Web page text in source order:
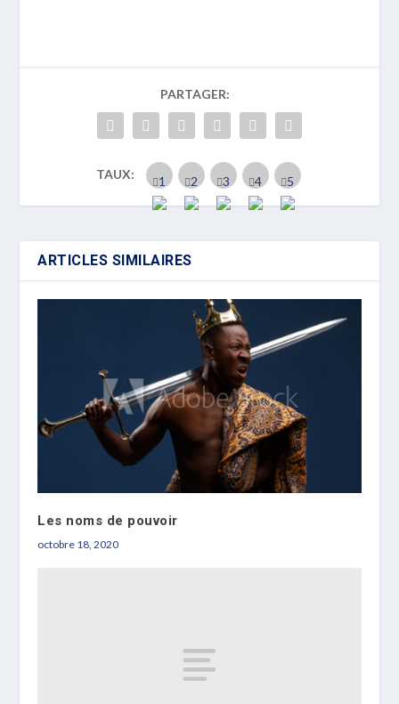
PARTAGER:
TAUX:
ARTICLES SIMILAIRES
Les noms de pouvoir
octobre 18, 2020